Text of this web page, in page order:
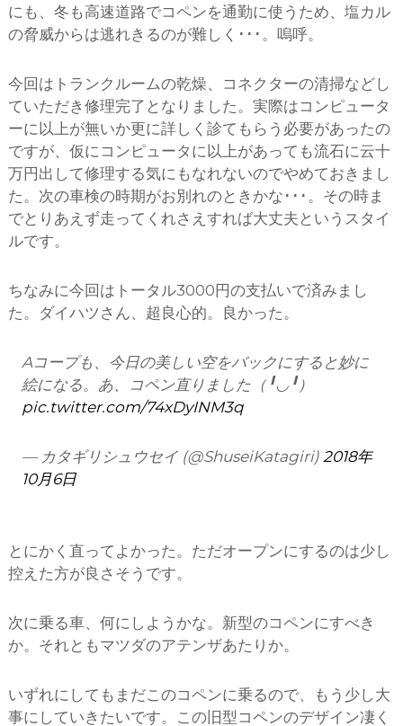
にも、冬も高速道路でコペンを通勤に使うため、塩カル
の脅威からは逃れきるのが難しく･･･。嗚呼。
今回はトランクルームの乾燥、コネクターの清掃などし
ていただき修理完了となりました。実際はコンピュータ
ーに以上が無いか更に詳しく診てもらう必要があったの
ですが、仮にコンピュータに以上があっても流石に云十
万円出して修理する気にもなれないのでやめておきまし
た。次の車検の時期がお別れのときかな･･･。その時ま
でとりあえず走ってくれさえすれば大丈夫というスタイ
ルです。
ちなみに今回はトータル3000円の支払いで済みまし
た。ダイハツさん、超良心的。良かった。
Aコープも、今日の美しい空をバックにすると妙に
絵になる。あ、コペン直りました（╹◡╹）
pic.twitter.com/74xDyINM3q
— カタギリシュウセイ (@ShuseiKatagiri) 2018年
10月6日
とにかく直ってよかった。ただオープンにするのは少し
控えた方が良さそうです。
次に乗る車、何にしようかな。新型のコペンにすべき
か。それともマツダのアテンザあたりか。
いずれにしてもまだこのコペンに乗るので、もう少し大
事にしていきたいです。この旧型コペンのデザイン凄く